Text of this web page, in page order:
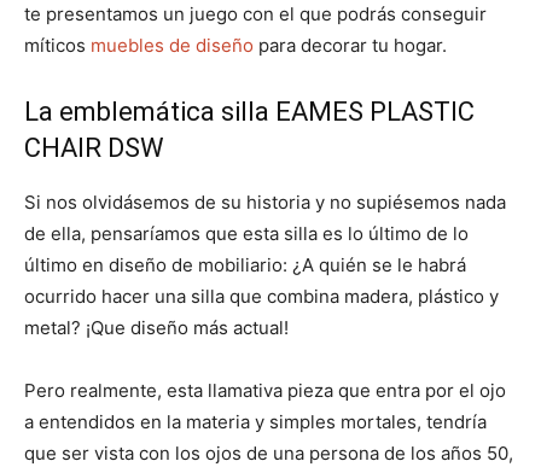
te presentamos un juego con el que podrás conseguir
míticos muebles de diseño para decorar tu hogar.
La emblemática silla EAMES PLASTIC
CHAIR DSW
Si nos olvidásemos de su historia y no supiésemos nada
de ella, pensaríamos que esta silla es lo último de lo
último en diseño de mobiliario: ¿A quién se le habrá
ocurrido hacer una silla que combina madera, plástico y
metal? ¡Que diseño más actual!
Pero realmente, esta llamativa pieza que entra por el ojo
a entendidos en la materia y simples mortales, tendría
que ser vista con los ojos de una persona de los años 50,